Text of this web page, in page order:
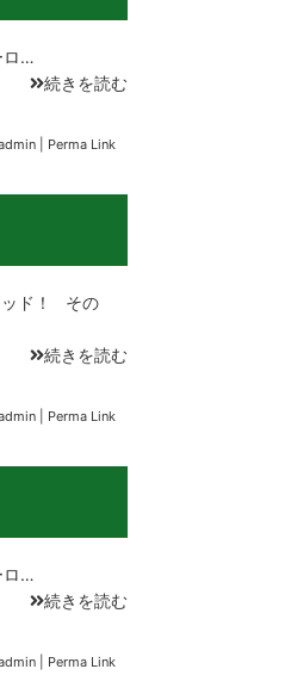
ロ…
続きを読む
Perma Link
ド！ その
続きを読む
Perma Link
ロ…
続きを読む
Perma Link